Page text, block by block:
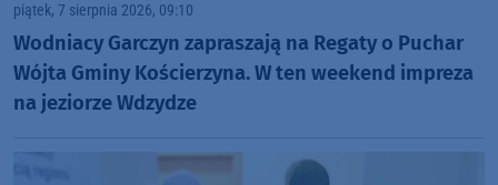
piątek, 7 sierpnia 2026, 09:10
Wodniacy Garczyn zapraszają na Regaty o Puchar
Wójta Gminy Kościerzyna. W ten weekend impreza
na jeziorze Wdzydze